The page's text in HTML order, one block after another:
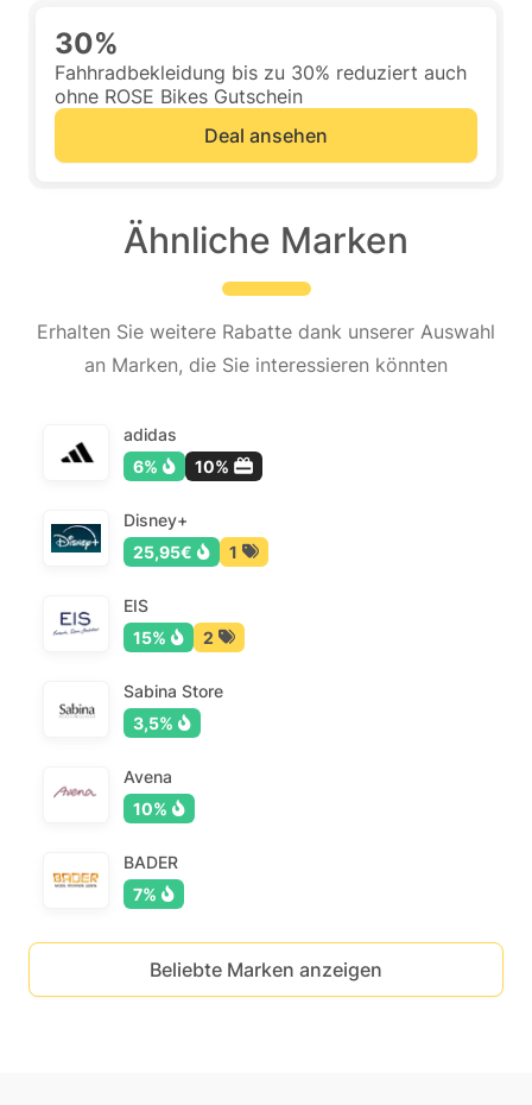
30%
Fahhradbekleidung bis zu 30% reduziert auch
ohne ROSE Bikes Gutschein
Deal ansehen
Ähnliche Marken
Erhalten Sie weitere Rabatte dank unserer Auswahl
an Marken, die Sie interessieren könnten
adidas
6%
10%
Disney+
25,95€
1
EIS
15%
2
Sabina Store
3,5%
Avena
10%
BADER
7%
Beliebte Marken anzeigen